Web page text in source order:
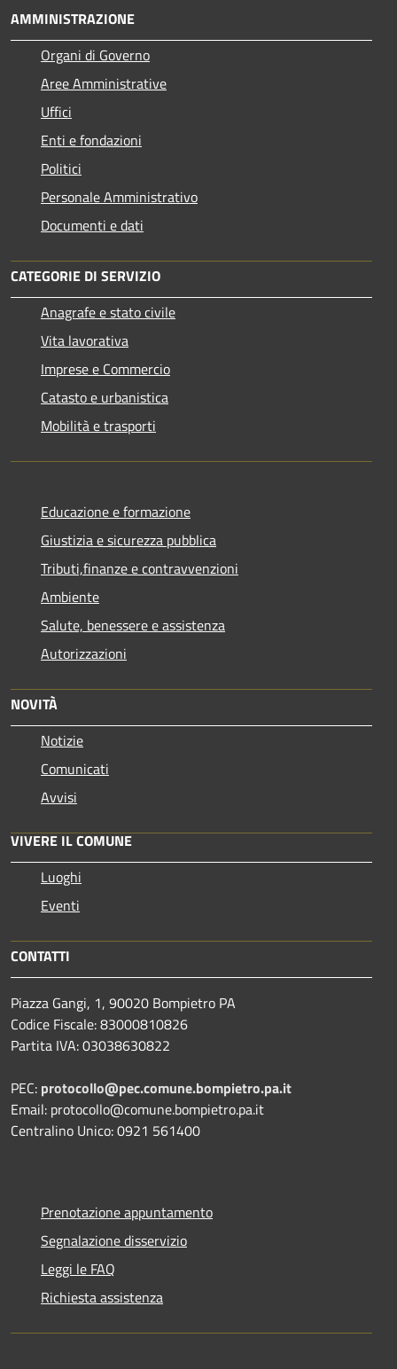
AMMINISTRAZIONE
Organi di Governo
Aree Amministrative
Uffici
Enti e fondazioni
Politici
Personale Amministrativo
Documenti e dati
CATEGORIE DI SERVIZIO
Anagrafe e stato civile
Vita lavorativa
Imprese e Commercio
Catasto e urbanistica
Mobilità e trasporti
Educazione e formazione
Giustizia e sicurezza pubblica
Tributi,finanze e contravvenzioni
Ambiente
Salute, benessere e assistenza
Autorizzazioni
NOVITÀ
Notizie
Comunicati
Avvisi
VIVERE IL COMUNE
Luoghi
Eventi
CONTATTI
Piazza Gangi, 1, 90020 Bompietro PA
Codice Fiscale: 83000810826
Partita IVA: 03038630822
PEC: protocollo@pec.comune.bompietro.pa.it
Email: protocollo@comune.bompietro.pa.it
Centralino Unico: 0921 561400
Prenotazione appuntamento
Segnalazione disservizio
Leggi le FAQ
Richiesta assistenza